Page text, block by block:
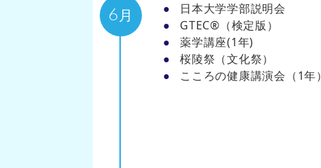
6月
日本大学学部説明会
GTEC®（検定版）
薬学講座(1年)
桜陵祭（文化祭）
こころの健康講演会（1年）